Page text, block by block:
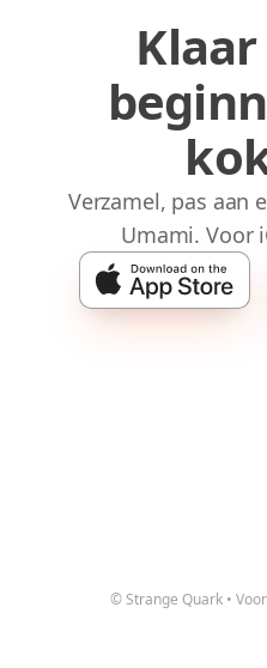
Verzamel, pas aan
Umami. Voor
© Strange Quark •